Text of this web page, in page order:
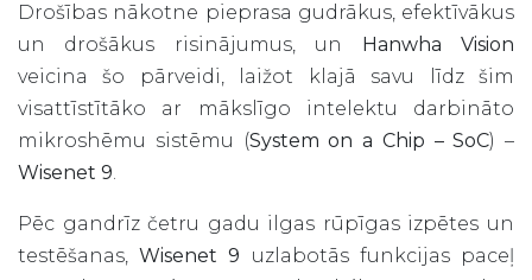
Drošības nākotne pieprasa gudrākus, efektīvākus
un drošākus risinājumus, un
Hanwha Vision
veicina šo pārveidi, laižot klajā savu līdz šim
visattīstītāko ar mākslīgo intelektu darbināto
mikroshēmu sistēmu (System on a Chip – SoC) –
Wisenet 9.
Pēc gandrīz četru gadu ilgas rūpīgas izpētes un
testēšanas,Wisenet 9 uzlabotās funkcijas paceļ